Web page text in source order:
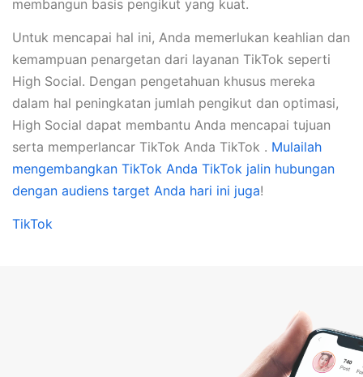
membangun basis pengikut yang kuat.
Untuk mencapai hal ini, Anda memerlukan keahlian dan
kemampuan penargetan dari layanan TikTok seperti
High Social. Dengan pengetahuan khusus mereka
dalam hal peningkatan jumlah pengikut dan optimasi,
High Social dapat membantu Anda mencapai tujuan
serta memperlancar TikTok Anda TikTok . Mulailah
mengembangkan TikTok Anda TikTok jalin hubungan
dengan audiens target Anda hari ini juga!
TikTok